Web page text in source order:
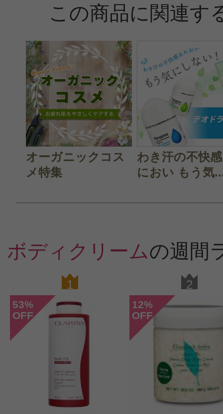
ましたが、こちらの方が深みのある
りました。たまにしかできないけど
りを楽しみながらデコルテのマッ
時間が贅沢な気分になります。
すべての2件のクチコミを見る
クチコミを投稿する
CT会員様は、
マイページの「購
らクチコミ投稿すると1 商品に
ントプレゼント！
この商品に関連す
オーガニックコス
メ特集
わき汗の不快
におい もう気
ボディクリームの週間
1
53%
OFF
2
12%
OFF